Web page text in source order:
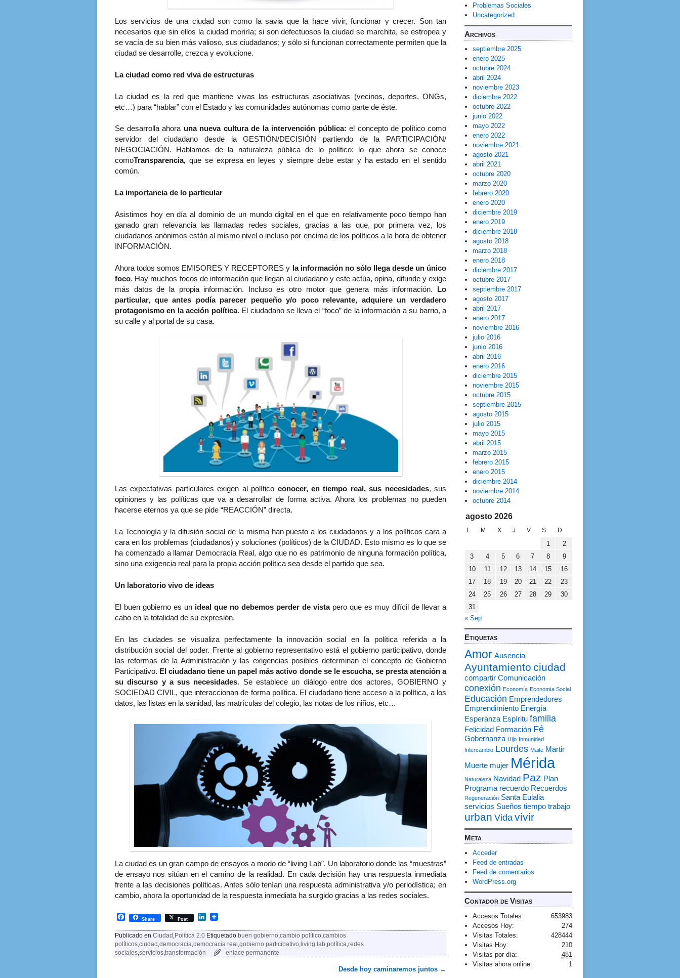
Los servicios de una ciudad son como la savia que la hace vivir, funcionar y crecer. Son tan
necesarios que sin ellos la ciudad moriría; si son defectuosos la ciudad se marchita, se estropea y
se vacía de su bien más valioso, sus ciudadanos; y sólo si funcionan correctamente permiten que la
ciudad se desarrolle, crezca y evolucione.
La ciudad como red viva de estructuras
La ciudad es la red que mantiene vivas las estructuras asociativas (vecinos, deportes, ONGs,
etc…) para “hablar” con el Estado y las comunidades autónomas como parte de éste.
Se desarrolla ahora una nueva cultura de la intervención pública: el concepto de político como
servidor del ciudadano desde la GESTIÓN/DECISIÓN partiendo de la PARTICIPACIÓN/
NEGOCIACIÓN. Hablamos de la naturaleza pública de lo político: lo que ahora se conoce
comoTransparencia, que se expresa en leyes y siempre debe estar y ha estado en el sentido
común.
La importancia de lo particular
Asistimos hoy en día al dominio de un mundo digital en el que en relativamente poco tiempo han
ganado gran relevancia las llamadas redes sociales, gracias a las que, por primera vez, los
ciudadanos anónimos están al mismo nivel o incluso por encima de los políticos a la hora de obtener
INFORMACIÓN.
Ahora todos somos EMISORES Y RECEPTORES y la información no sólo llega desde un único
foco. Hay muchos focos de información que llegan al ciudadano y este actúa, opina, difunde y exige
más datos de la propia información. Incluso es otro motor que genera más información.
Lo
particular, que antes podía parecer pequeño y/o poco relevante, adquiere un verdadero
protagonismo en la acción política. El ciudadano se lleva el “foco” de la información a su barrio, a
su calle y al portal de su casa.
Las expectativas particulares exigen al político conocer, en tiempo real, sus necesidades, sus
opiniones y las políticas que va a desarrollar de forma activa. Ahora los problemas no pueden
hacerse eternos ya que se pide “REACCIÓN” directa.
La Tecnología y la difusión social de la misma han puesto a los ciudadanos y a los políticos cara a
cara en los problemas (ciudadanos) y soluciones (políticos) de la CIUDAD. Esto mismo es lo que se
ha comenzado a llamar Democracia Real, algo que no es patrimonio de ninguna formación política,
sino una exigencia real para la propia acción política sea desde el partido que sea.
Un laboratorio vivo de ideas
El buen gobierno es un ideal que no debemos perder de vistapero que es muy difícil de llevar a
cabo en la totalidad de su expresión.
En las ciudades se visualiza perfectamente la innovación social en la política referida a la
distribución social del poder. Frente al gobierno representativo está el gobierno participativo, donde
las reformas de la Administración y las exigencias posibles determinan el concepto de Gobierno
Participativo. El ciudadano tiene un papel más activo donde se le escucha, se presta atención a
su discurso y a sus necesidades. Se establece un diálogo entre dos actores, GOBIERNO y
SOCIEDAD CIVIL, que interaccionan de forma política. El ciudadano tiene acceso a la política, a los
datos, las listas en la sanidad, las matrículas del colegio, las notas de los niños, etc…
La ciudad es un gran campo de ensayos a modo de “living Lab”. Un laboratorio donde las “muestras”
de ensayo nos sitúan en el camino de la realidad. En cada decisión hay una respuesta inmediata
frente a las decisiones políticas. Antes sólo tenían una respuesta administrativa y/o periodística; en
cambio, ahora la oportunidad de la respuesta inmediata ha surgido gracias a las redes sociales.
F
a
c
e
b
o
Share Post
L
n
k
e
d
Publicado en Ciudad Política 2.0 Etiquetado buen gobierno cambio político cambios
políticos ciudad democracia democracia real gobierno participativo living lab política redes
sociales servicios transformación enlace permanente
Desde hoy caminaremos juntos →
Problemas Sociales
Uncategorized
Archivos
septiembre 2025
enero 2025
octubre 2024
abril 2024
noviembre 2023
diciembre 2022
octubre 2022
junio 2022
mayo 2022
enero 2022
noviembre 2021
agosto 2021
abril 2021
octubre 2020
marzo 2020
febrero 2020
enero 2020
diciembre 2019
enero 2019
diciembre 2018
agosto 2018
marzo 2018
enero 2018
diciembre 2017
octubre 2017
septiembre 2017
agosto 2017
abril 2017
enero 2017
noviembre 2016
julio 2016
junio 2016
abril 2016
enero 2016
diciembre 2015
noviembre 2015
octubre 2015
septiembre 2015
agosto 2015
julio 2015
mayo 2015
abril 2015
marzo 2015
febrero 2015
enero 2015
diciembre 2014
noviembre 2014
octubre 2014
agosto 2026
L M X J V S D
1
2
3
4 5 6 7 8
9
10
11 12 13 14 15
16
17
18 19 20 21 22
23
24
25 26 27 28 29
30
31
« Sep
Etiquetas
Amor Ausencia
Ayuntamiento ciudad
compartir Comunicación
conexión Economía Economía Social
Educación Emprendedores
Emprendimiento Energía
Esperanza Espíritu familia
Felicidad Formación Fé
Gobernanza Hijo Inmunidad
Intercambio Lourdes Maite Martir
Muerte mujer Mérida
Naturaleza Navidad Paz Plan
Programa recuerdo Recuerdos
Regeneración Santa Eulalia
servicios Sueños tiempo trabajo
urban Vidavivir
Meta
Acceder
Feed de entradas
Feed de comentarios
WordPress.org
Contador de Visitas
653983
Accesos Totales:
274
Accesos Hoy:
428444
Visitas Totales:
210
Visitas Hoy:
481
Visitas por día:
1
Visitas ahora online: